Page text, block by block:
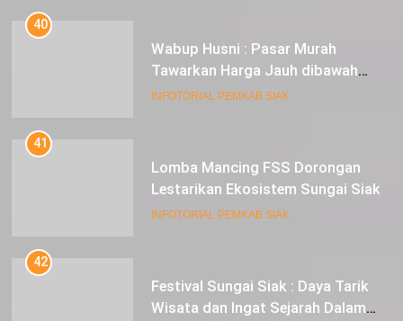
40
Wabup Husni : Pasar Murah
Tawarkan Harga Jauh dibawah
Pasar Tradisional
INFOTORIAL PEMKAB SIAK
41
Lomba Mancing FSS Dorongan
Lestarikan Ekosistem Sungai Siak
INFOTORIAL PEMKAB SIAK
42
Festival Sungai Siak : Daya Tarik
Wisata dan Ingat Sejarah Dalam